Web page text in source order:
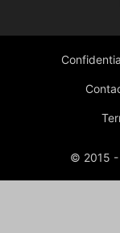
© 2015 -